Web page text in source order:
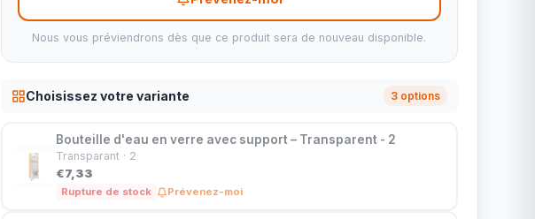
Nous vous préviendrons dès que ce produit sera de nouveau disponible.
Choisissez votre variante 3 options
Bouteille d'eau en verre avec support – Transparent - 2
Transparant · 2
€7,33
Rupture de stock Prévenez-moi